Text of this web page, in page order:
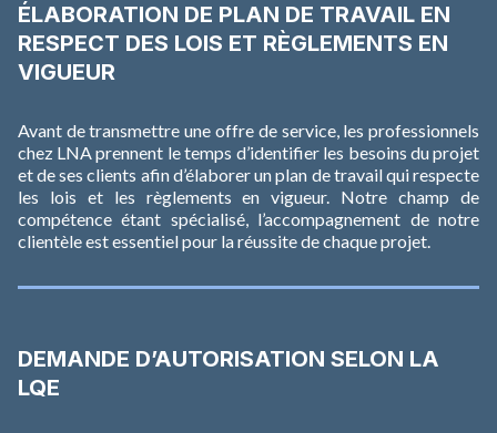
ÉLABORATION DE PLAN DE TRAVAIL EN
RESPECT DES LOIS ET RÈGLEMENTS EN
VIGUEUR
Avant de transmettre une offre de service, les professionnels
chez LNA prennent le temps d’identifier les besoins du projet
et de ses clients afin d’élaborer un plan de travail qui respecte
les lois et les règlements en vigueur. Notre champ de
compétence étant spécialisé, l’accompagnement de notre
clientèle est essentiel pour la réussite de chaque projet.
DEMANDE D’AUTORISATION SELON LA
LQE